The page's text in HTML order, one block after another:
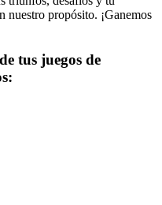
nuestro propósito. ¡Ganemos
tus juegos de